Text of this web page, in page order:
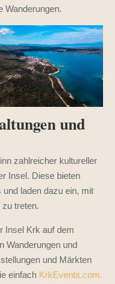
Wanderungen.
und
zahlreicher kultureller
Insel. Diese bieten
laden dazu ein, mit
treten.
Insel Krk auf dem
Wanderungen und
und Märkten
einfach KrkEvents.com.